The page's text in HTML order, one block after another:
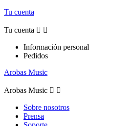
Tu cuenta
Tu cuenta  
Información personal
Pedidos
Arobas Music
Arobas Music  
Sobre nosotros
Prensa